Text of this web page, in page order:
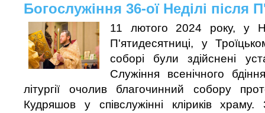
Богослужіння 36-ої Неділі після
11 лютого 2024 року, у
П'ятидесятниці, у
соборі були здійснені
Служіння всенічного
літургії очолив благочинний собору
Кудряшов у співслужінні кліриків храму.